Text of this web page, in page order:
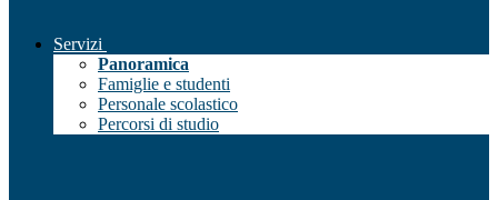
Servizi
Panoramica
Famiglie e studenti
Personale scolastico
Percorsi di studio